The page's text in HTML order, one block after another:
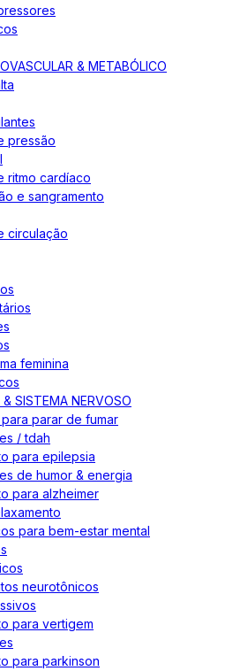
& METABÓLICO
pressão
ritmo cardíaco
e sangramento
circulação
feminina
SISTEMA NERVOSO
parar de fumar
/ tdah
para epilepsia
de humor & energia
para alzheimer
para bem-estar mental
neurotônicos
para vertigem
para parkinson